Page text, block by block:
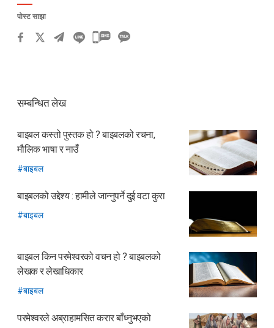
पोस्ट साझा
카
하
सम्बन्धित लेख
बाइबल कस्तो पुस्तक हो ? बाइबलको रचना,
मौलिक भाषा र नाउँ
बाइबल
बाइबलको उद्देश्य :हामीले जान्नुपर्ने दुई वटा कुरा
बाइबल
बाइबल किन परमेश्वरको वचन हो ?बाइबलको
लेखक र लेखाधिकार
बाइबल
परमेश्वरले अब्राहामसित करार बाँध्नुभएको